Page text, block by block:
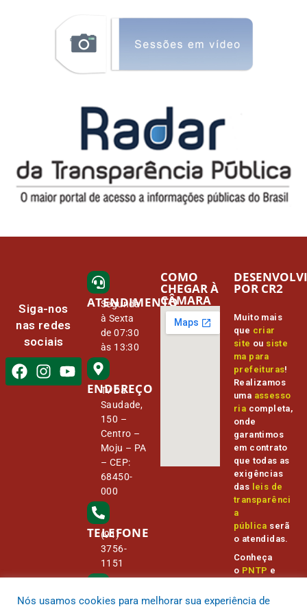
Siga-nos
nas redes
sociais
ATENDIMENTO
Segunda
à Sexta
de 07:30
às 13:30
ENDEREÇO
Tv Da
Saudade,
150 –
Centro –
Moju – PA
– CEP:
68450-
000
TELEFONE
(91)
3756-
1151
COMO
CHEGAR À
CÂMARA
Muito mais
que criar
site ou siste
ma para
prefeituras!
Realizamos
uma assesso
ria completa,
onde
garantimos
em contrato
que todas as
exigências
das leis de
transparênci
a
pública serã
o atendidas.
Conheça
o PNTP e
Transparênc
POR CR2
Nós usamos cookies para melhorar sua experiência de